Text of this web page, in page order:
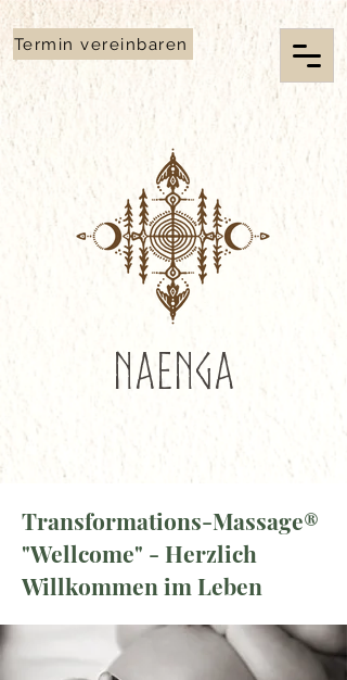
G-2BNOPCQHYS
Naenga
Termin vereinbaren
Transformations-Massage®
"Wellcome" - Herzlich
Willkommen im Leben